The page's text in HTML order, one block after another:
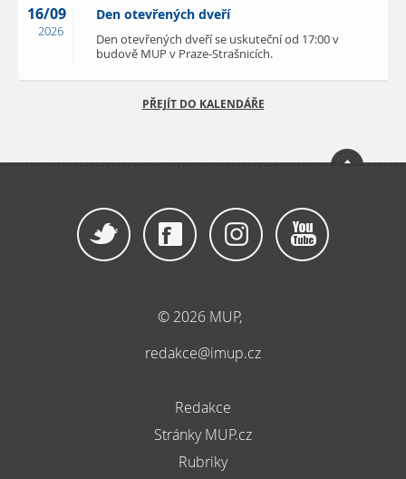
16/09
2026
Den otevřených dveří
Den otevřených dveří se uskuteční od 17:00 v
budově MUP v Praze-Strašnicích.
PŘEJÍT DO KALENDÁŘE
© 2026 MUP,
redakce@imup.cz
Redakce
Stránky MUP.cz
Rubriky